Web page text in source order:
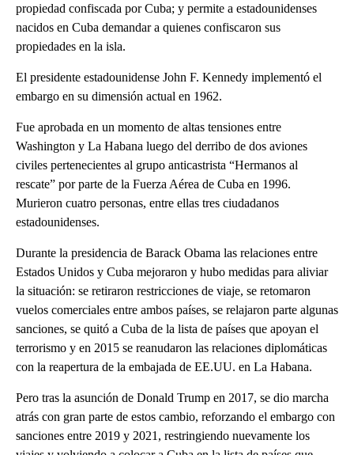
propiedad confiscada por Cuba; y permite a estadounidenses
nacidos en Cuba demandar a quienes confiscaron sus
propiedades en la isla.
El presidente estadounidense John F. Kennedy implementó el
embargo en su dimensión actual en 1962.
Fue aprobada en un momento de altas tensiones entre
Washington y La Habana luego del derribo de dos aviones
civiles pertenecientes al grupo anticastrista “Hermanos al
rescate” por parte de la Fuerza Aérea de Cuba en 1996.
Murieron cuatro personas, entre ellas tres ciudadanos
estadounidenses.
Durante la presidencia de Barack Obama las relaciones entre
Estados Unidos y Cuba mejoraron y hubo medidas para aliviar
la situación: se retiraron restricciones de viaje, se retomaron
vuelos comerciales entre ambos países, se relajaron parte algunas
sanciones, se quitó a Cuba de la lista de países que apoyan el
terrorismo y en 2015 se reanudaron las relaciones diplomáticas
con la reapertura de la embajada de EE.UU. en La Habana.
Pero tras la asunción de Donald Trump en 2017, se dio marcha
atrás con gran parte de estos cambio, reforzando el embargo con
sanciones entre 2019 y 2021, restringiendo nuevamente los